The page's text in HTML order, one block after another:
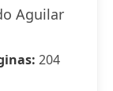
Aguilar
204